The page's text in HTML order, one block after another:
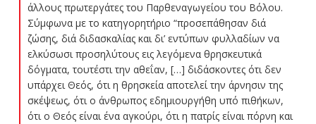
άλλους πρωτεργάτες του Παρθεναγωγείου του Βόλου.
Σύμφωνα με το κατηγορητήριο “προσεπάθησαν διά
ζώσης, διά διδασκαλίας και δι’ εντύπων φυλλαδίων να
ελκύσωσι προσηλύτους εις λεγόμενα θρησκευτικά
δόγματα, τουτέστι την αθεΐαν, […] διδάσκοντες ότι δεν
υπάρχει Θεός, ότι η θρησκεία αποτελεί την άρνησιν της
σκέψεως, ότι ο άνθρωπος εδημιουργήθη υπό πιθήκων,
ότι ο Θεός είναι ένα αγκούρι, ότι η πατρίς είναι πόρνη και